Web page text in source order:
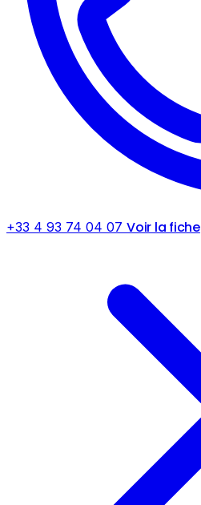
+33 4 93 74 04 07 Voir la fiche